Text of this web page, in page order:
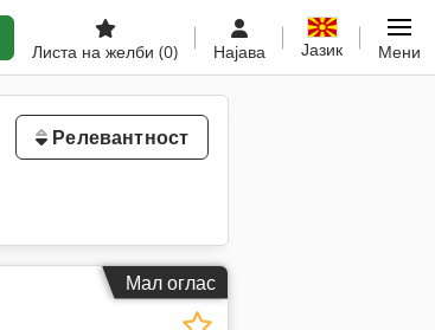
Листа на желби (0) Најава Јазик Мени
Релевантност
Мал оглас